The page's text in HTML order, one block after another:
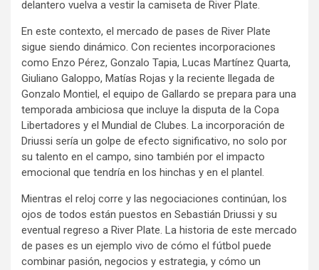
delantero vuelva a vestir la camiseta de River Plate.
En este contexto, el mercado de pases de River Plate
sigue siendo dinámico. Con recientes incorporaciones
como Enzo Pérez, Gonzalo Tapia, Lucas Martínez Quarta,
Giuliano Galoppo, Matías Rojas y la reciente llegada de
Gonzalo Montiel, el equipo de Gallardo se prepara para una
temporada ambiciosa que incluye la disputa de la Copa
Libertadores y el Mundial de Clubes. La incorporación de
Driussi sería un golpe de efecto significativo, no solo por
su talento en el campo, sino también por el impacto
emocional que tendría en los hinchas y en el plantel.
Mientras el reloj corre y las negociaciones continúan, los
ojos de todos están puestos en Sebastián Driussi y su
eventual regreso a River Plate. La historia de este mercado
de pases es un ejemplo vivo de cómo el fútbol puede
combinar pasión, negocios y estrategia, y cómo un